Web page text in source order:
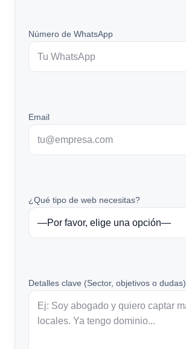
Número de WhatsApp
Email
¿Qué tipo de web necesitas?
Detalles clave (Sector, objetivos o dudas)